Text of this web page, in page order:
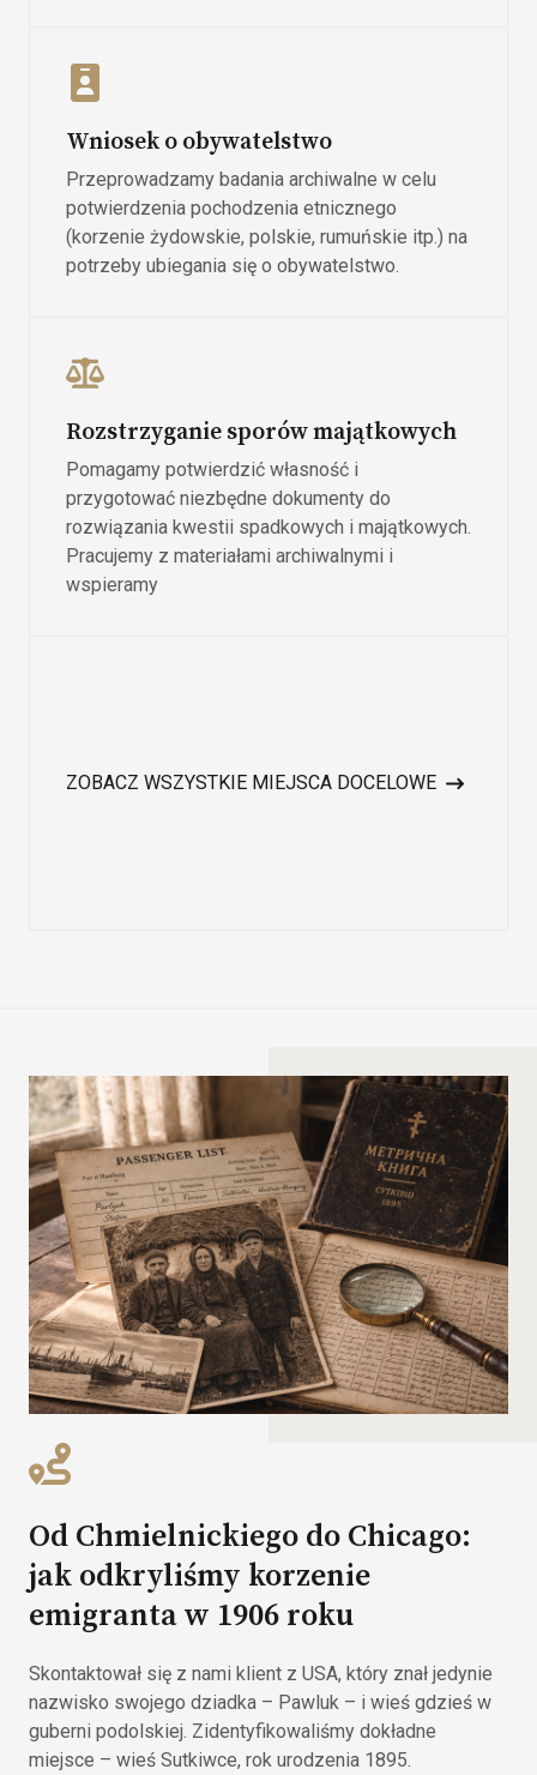
Wniosek o obywatelstwo
Przeprowadzamy badania archiwalne w celu
potwierdzenia pochodzenia etnicznego
(korzenie żydowskie, polskie, rumuńskie itp.) na
potrzeby ubiegania się o obywatelstwo.
Rozstrzyganie sporów majątkowych
Pomagamy potwierdzić własność i
przygotować niezbędne dokumenty do
rozwiązania kwestii spadkowych i majątkowych.
Pracujemy z materiałami archiwalnymi i
wspieramy
ZOBACZ WSZYSTKIE MIEJSCA DOCELOWE
Od Chmielnickiego do Chicago:
jak odkryliśmy korzenie
emigranta w 1906 roku
Skontaktował się z nami klient z USA, który znał jedynie
nazwisko swojego dziadka – Pawluk – i wieś gdzieś w
guberni podolskiej. Zidentyfikowaliśmy dokładne
miejsce – wieś Sutkiwce, rok urodzenia 1895.